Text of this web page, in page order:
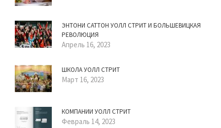
ЭНТОНИ САТТОН УОЛЛ СТРИТ И БОЛЬШЕВИЦКАЯ
РЕВОЛЮЦИЯ
Апрель 16, 2023
ШКОЛА УОЛЛ СТРИТ
Март 16, 2023
КОМПАНИИ УОЛЛ СТРИТ
Февраль 14, 2023